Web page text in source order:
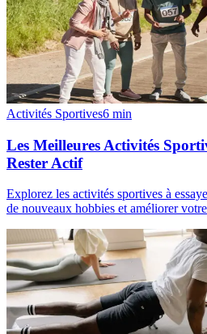
Activités Sportives6 min
Les Meilleures Activités
Rester Actif
Explorez les activités sportives à
de nouveaux hobbies et améliorer